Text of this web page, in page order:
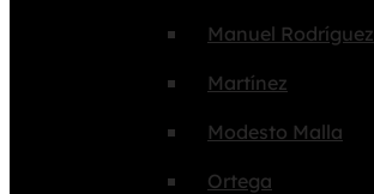
Manuel Rodríguez
Martínez
Modesto Malla
Ortega